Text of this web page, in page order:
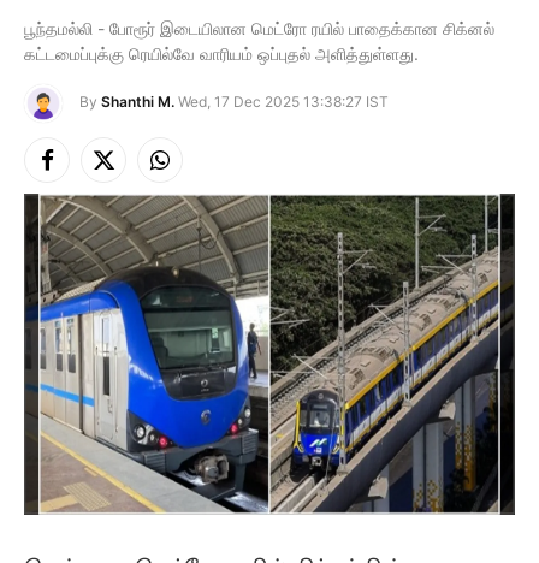
பூந்தமல்லி - போரூர் இடையிலான மெட்ரோ ரயில் பாதைக்கான சிக்னல்
கட்டமைப்புக்கு ரெயில்வே வாரியம் ஒப்புதல் அளித்துள்ளது.
By Shanthi M. Wed, 17 Dec 2025 13:38:27 IST
Facebook
X
(Twitter)
Instagram